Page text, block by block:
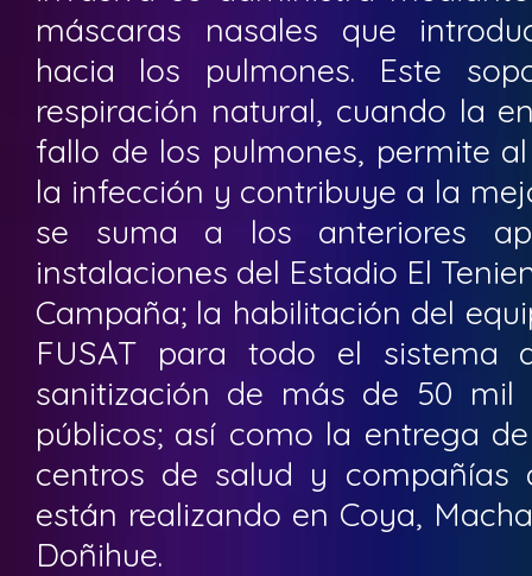
máscaras nasales que
hacia los pulmones. Este
respiración natural, cuando la
fallo de los pulmones, permite
la infección y contribuye a la
se suma a los anteriores
instalaciones del Estadio El
Campaña; la habilitación del
FUSAT para todo el sistema
sanitización de más de 50 mil
públicos; así como la entrega
centros de salud y compañías
están realizando en Coya,
Doñihue.